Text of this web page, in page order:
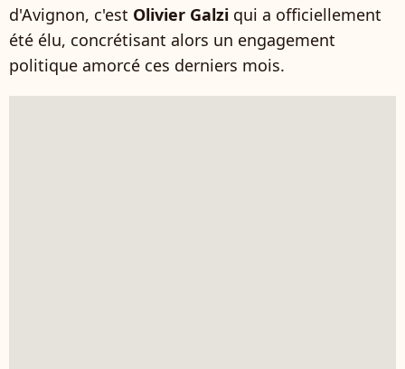
d'Avignon, c'est Olivier Galzi qui a officiellement
été élu, concrétisant alors un engagement
politique amorcé ces derniers mois.